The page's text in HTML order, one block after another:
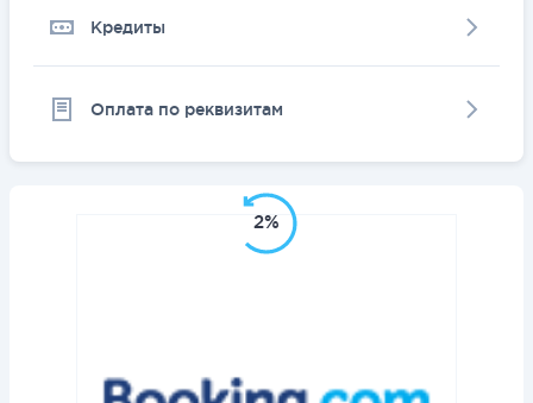
Кредиты
Оплата по реквизитам
2%